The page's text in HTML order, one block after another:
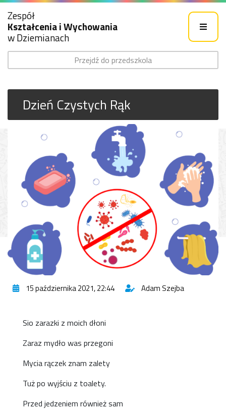
Zespół
Kształcenia i Wychowania
w Dziemianach
Przejdź do przedszkola
Dzień Czystych Rąk
15 października 2021, 22:44 Adam Szejba
Sio zarazki z moich dłoni
Zaraz mydło was przegoni
Mycia rączek znam zalety
Tuż po wyjściu z toalety.
Przed jedzeniem również sam